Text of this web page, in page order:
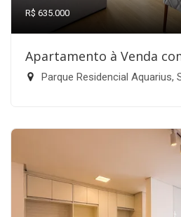
R$ 635.000
Apartamento à Venda
Parque Residencial Aquarius,